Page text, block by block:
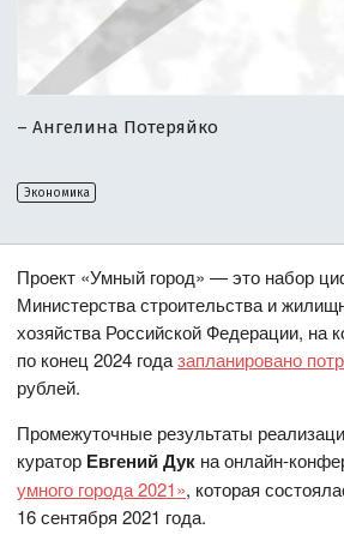
– Ангелина Потеряйко
Экономика
Проект «Умный город» — это набор
Министерства строительства и
хозяйства Российской Федерации, на
по конец 2024 годазапланировано
рублей.
Промежуточные результаты
куратор Евгений Дук на онлайн-
умного города 2021», которая
16 сентября 2021 года.